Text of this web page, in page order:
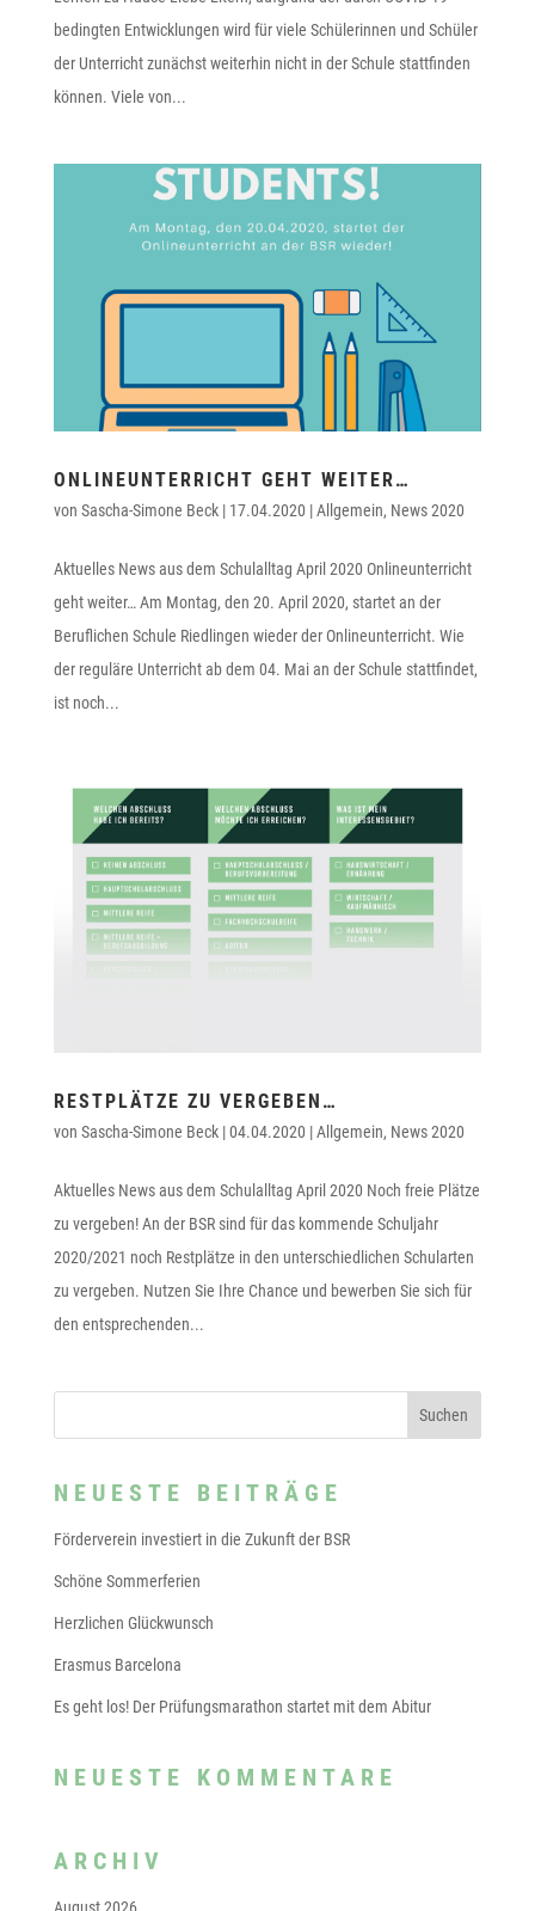
bedingten Entwicklungen wird für viele Schülerinnen und Schüler
der Unterricht zunächst weiterhin nicht in der Schule stattfinden
können. Viele von...
ONLINEUNTERRICHT GEHT WEITER…
von Sascha-Simone Beck| 17.04.2020 |Allgemein, News 2020
Aktuelles News aus dem Schulalltag April 2020 Onlineunterricht
geht weiter… Am Montag, den 20. April 2020, startet an der
Beruflichen Schule Riedlingen wieder der Onlineunterricht. Wie
der reguläre Unterricht ab dem 04. Mai an der Schule stattfindet,
ist noch...
RESTPLÄTZE ZU VERGEBEN…
von Sascha-Simone Beck|04.04.2020 |Allgemein, News 2020
Aktuelles News aus dem Schulalltag April 2020 Noch freie Plätze
zu vergeben! An der BSR sind für das kommende Schuljahr
2020/2021 noch Restplätze in den unterschiedlichen Schularten
zu vergeben. Nutzen Sie Ihre Chance und bewerben Sie sich für
den entsprechenden...
NEUESTE BEITRÄGE
Förderverein investiert in die Zukunft der BSR
Schöne Sommerferien
Herzlichen Glückwunsch
Erasmus Barcelona
Es geht los! Der Prüfungsmarathon startet mit dem Abitur
NEUESTE KOMMENTARE
ARCHIV